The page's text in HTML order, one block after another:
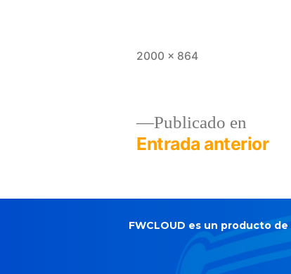
2000 × 864
Publicado en
Entrada anterior
FWCLOUD es un producto de